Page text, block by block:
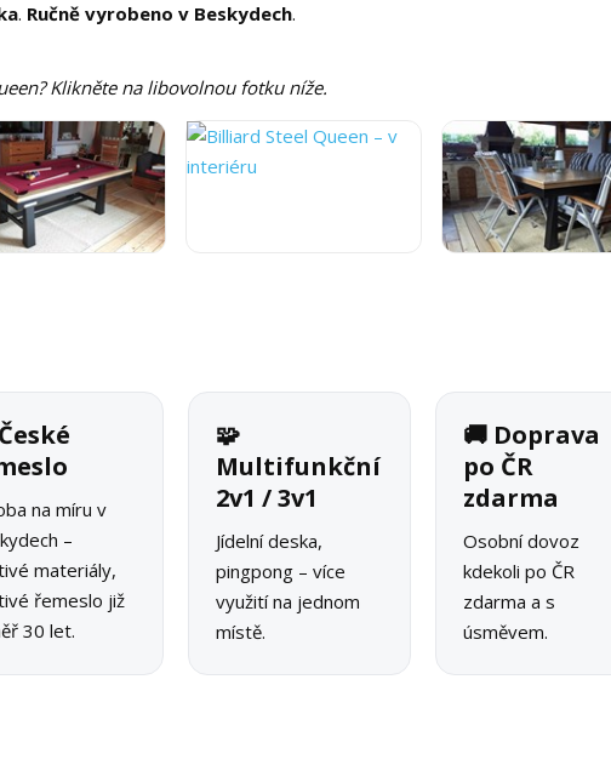
. Ručně vyrobeno v Beskydech.
Klikněte na libovolnou fotku níže.
na míru v
–
materiály,
řemeslo již
30 let.
🧩
Multifunkční
2v1 / 3v1
Jídelní deska,
pingpong – více
využití na jednom
místě.
🚚 Doprava
po ČR
zdarma
Osobní dovoz
kdekoli po ČR
zdarma a s
úsměvem.